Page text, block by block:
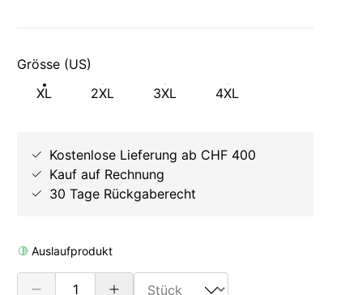
Grösse (US)
XL
2XL 3XL 4XL
Kostenlose Lieferung ab CHF 400
Kauf auf Rechnung
30 Tage Rückgaberecht
Auslaufprodukt